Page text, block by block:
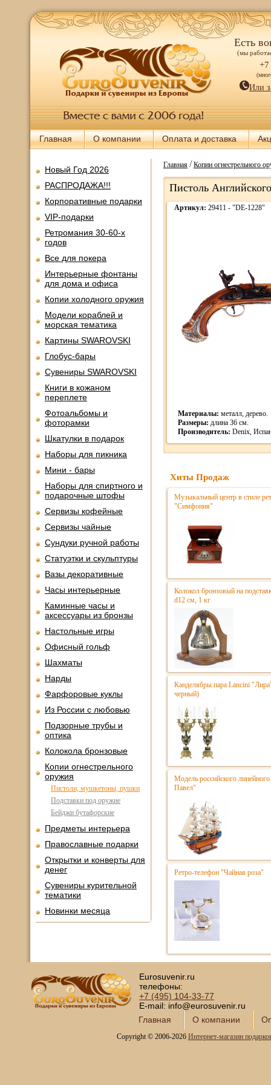
Есть
(мы
+7
Или
Главная О компании Оплата и доставка
Новый Год 2026
РАСПРОДАЖА!!!
Корпоративные подарки
VIP-подарки
Ретромания 30-60-х
годов
Все для покера
Интерьерные фонтаны
для дома и офиса
Копии холодного оружия
Модели кораблей и
морская тематика
Картины SWAROVSKI
Глобус-бары
Сувениры SWAROVSKI
Книги в кожаном
переплете
Фотоальбомы и
фоторамки
Шкатулки в подарок
Наборы для пикника
Мини - бары
Наборы для спиртного и
подарочные штофы
Сервизы кофейные
Сервизы чайные
Сундуки ручной работы
Статуэтки и скульптуры
Вазы декоративные
Часы интерьерные
Каминные часы и
аксессуары из бронзы
Настольные игры
Офисный гольф
Шахматы
Нарды
Фарфоровые куклы
Из России с любовью
Подзорные трубы и
оптика
Колокола бронзовые
Копии огнестрельного
оружия
Пистоли, мушкетоны, пушки
Подставки под оружие
Бейджи бутафорские
Предметы интерьера
Православные подарки
Открытки и конверты для
денег
Сувениры курительной
тематики
Новинки месяца
Главная/Копии огнестрельного
Пистоль
Артикул: 29411 - "DE-1228"
Материалы: металл, дерево.
Размеры: длина 36 см.
Производитель: Denix,
Хиты Продаж
Музыкальный центр в стиле
"Симфония"
Колокол бронзовый на
d12 см, 1 кг
Канделябры пара Lancini
черный)
Модель российского
Павел"
Ретро-телефон "Чайная роза"
Eurosuvenir.ru
телефоны:
+7 (495) 104-33-77
E-mail: info@eurosuvenir.ru
Главная
О компании
Copyright © 2006-2026 Интернет-магазин